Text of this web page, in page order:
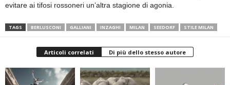
evitare ai tifosi rossoneri un’altra stagione di agonia.
TAGS BERLUSCONI GALLIANI INZAGHI MILAN SEEDORF STILE MILAN
Articoli correlati Di più dello stesso autore